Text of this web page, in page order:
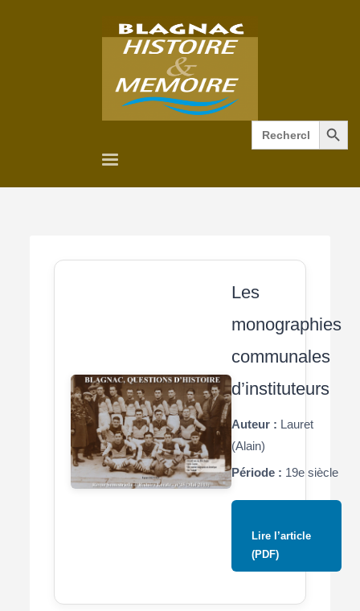
Search
for:
Search Button
Les
monographies
communales
d’instituteurs
Auteur : Lauret
(Alain)
Période : 19e siècle
Lire l’article
(PDF)